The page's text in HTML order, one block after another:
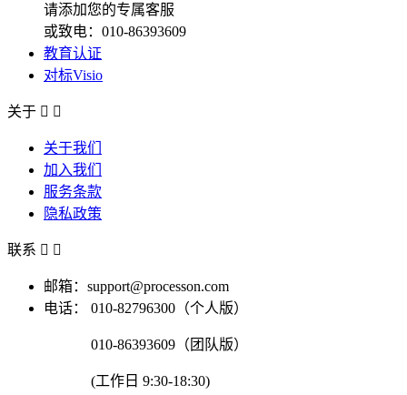
请添加您的专属客服
或致电：010-86393609
教育认证
对标Visio
关于  
关于我们
加入我们
服务条款
隐私政策
联系  
邮箱：support@processon.com
电话：
010-82796300（个人版）
010-86393609（团队版）
(工作日 9:30-18:30)